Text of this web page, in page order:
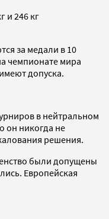
и 246 кг
за медали в 10
чемпионате мира
допуска.
в нейтральном
он никогда не
решения.
были допущены
Европейская